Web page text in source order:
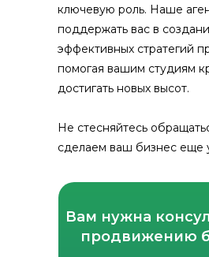
ключевую роль. Наше
поддержать вас в
эффективных стратегий
помогая вашим студиям
достигать новых высот.
Не стесняйтесь
сделаем ваш бизнес еще
Вам нужна
продвижению